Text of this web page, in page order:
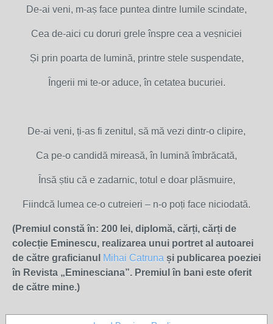
De-ai veni, m-aș face puntea dintre lumile scindate,
Cea de-aici cu doruri grele înspre cea a veșniciei
Și prin poarta de lumină, printre stele suspendate,
Îngerii mi te-or aduce, în cetatea bucuriei.
De-ai veni, ți-as fi zenitul, să mă vezi dintr-o clipire,
Ca pe-o candidă mireasă, în lumină îmbrăcată,
Însă știu că e zadarnic, totul e doar plăsmuire,
Fiindcă lumea ce-o cutreieri – n-o poți face niciodată.
(Premiul constă în: 200 lei, diplomă, cărți, cărți de
colecție Eminescu, realizarea unui portret al autoarei
de către graficianul
Mihai Catruna și publicarea poeziei
în Revista „Eminesciana”. Premiul în bani este oferit
de către mine.)